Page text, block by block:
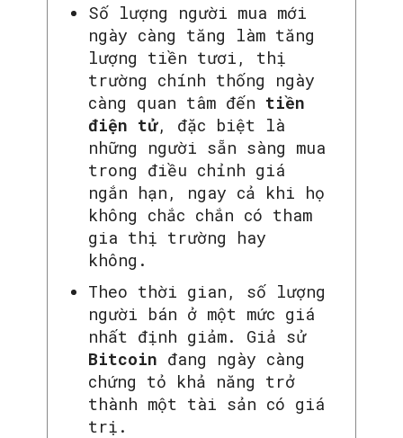
Số lượng người mua mới
ngày càng tăng làm tăng
lượng tiền tươi, thị
trường chính thống ngày
càng quan tâm đến tiền
điện tử, đặc biệt là
những người sẵn sàng mua
trong điều chỉnh giá
ngắn hạn, ngay cả khi họ
không chắc chắn có tham
gia thị trường hay
không.
Theo thời gian, số lượng
người bán ở một mức giá
nhất định giảm. Giả sử
Bitcoin đang ngày càng
chứng tỏ khả năng trở
thành một tài sản có giá
trị.